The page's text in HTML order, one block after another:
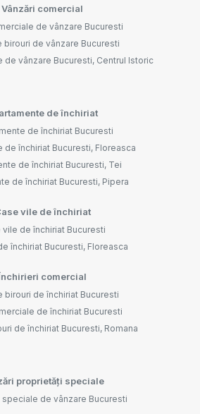
Vânzări comercial
de vânzare Bucuresti
birouri de vânzare Bucuresti
de vânzare Bucuresti, Centrul Istoric
de închiriat
de închiriat Bucuresti
de închiriat Bucuresti, Floreasca
de închiriat Bucuresti, Tei
de închiriat Bucuresti, Pipera
vile de închiriat
vile de închiriat Bucuresti
închiriat Bucuresti, Floreasca
comercial
birouri de închiriat Bucuresti
de închiriat Bucuresti
de închiriat Bucuresti, Romana
proprietăți speciale
speciale de vânzare Bucuresti